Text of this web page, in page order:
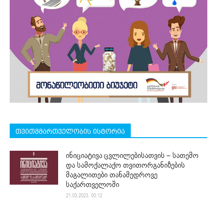
თვითმმართველობის ისტორია
ინიციატივა ცვლილებისათვის – სათემო
და სამოქალაქო თვითორგანიზების
მაგალითები თანამედროვე
საქართველოში
21.03.2023. 00:12